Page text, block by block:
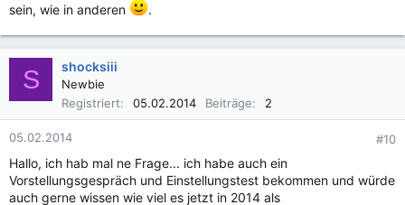
sein, wie in anderen
.
S shocksiii
Newbie
Registriert
05.02.2014 Beiträge 2
05.02.2014 #10
Hallo, ich hab mal ne Frage... ich habe auch ein
Vorstellungsgespräch und Einstellungstest bekommen und würde
auch gerne wissen wie viel es jetzt in 2014 als